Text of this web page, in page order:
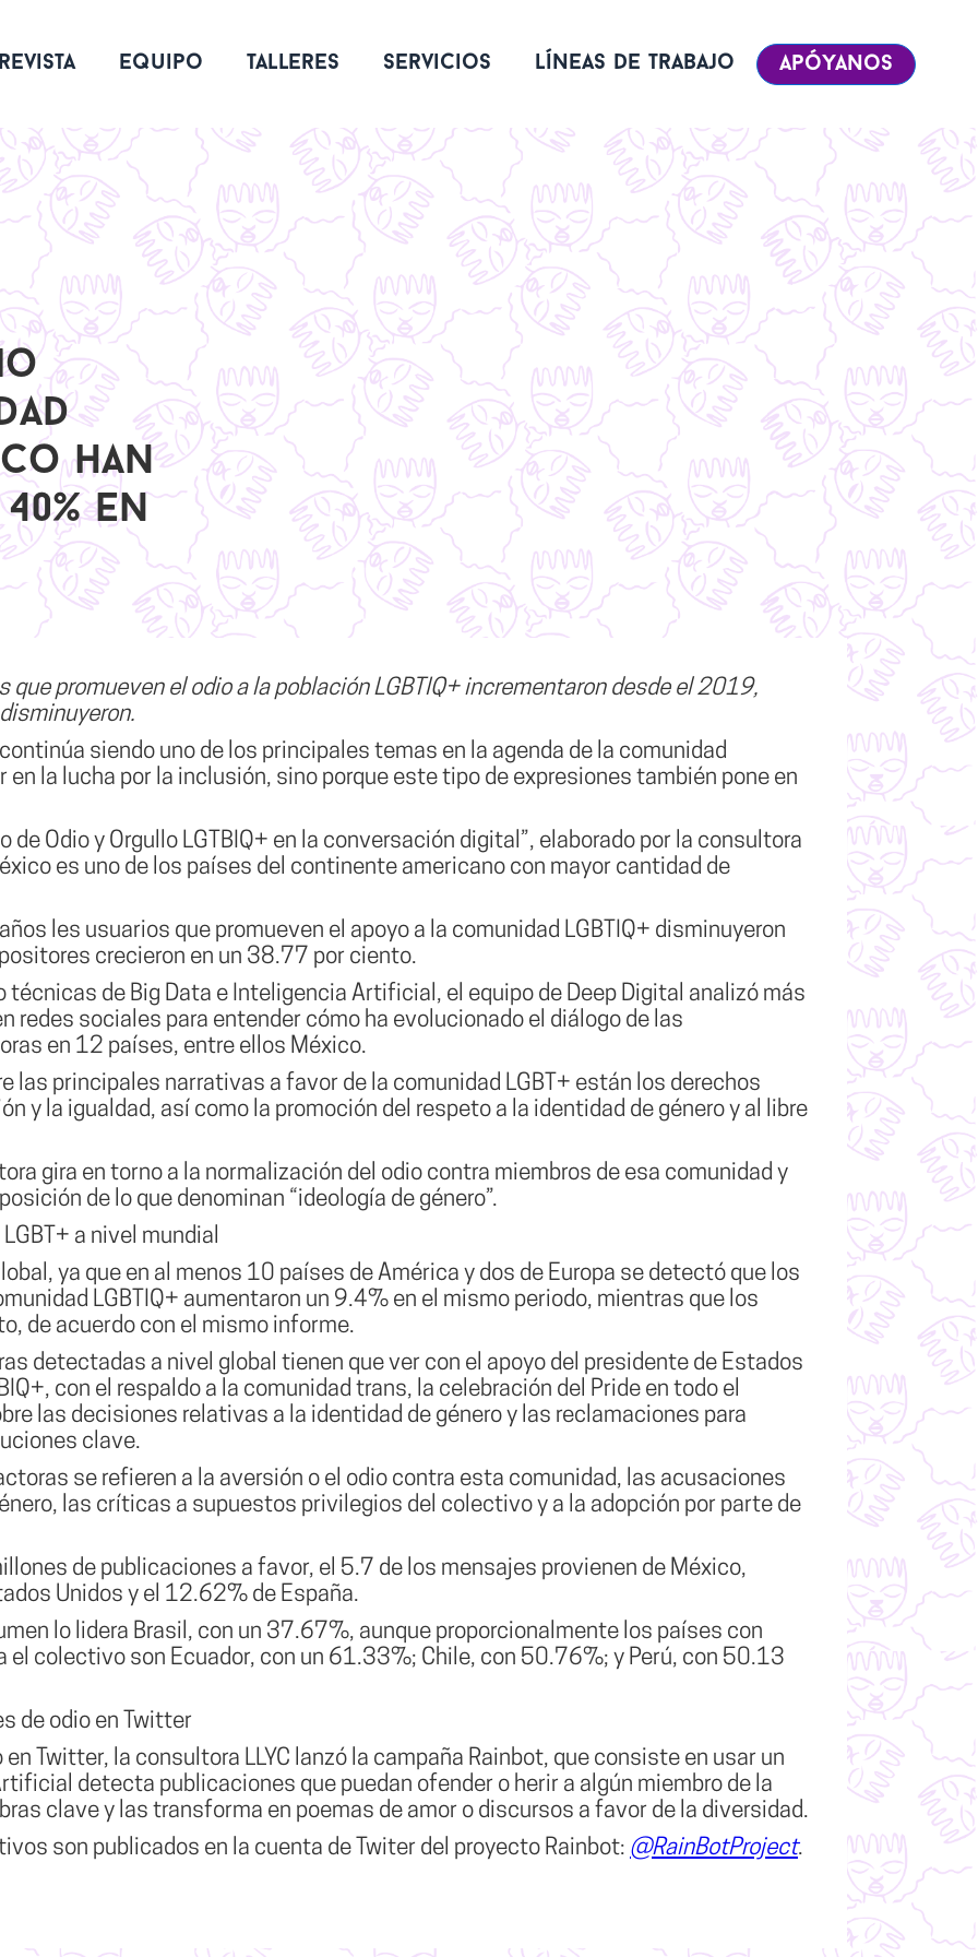
equipo talleres servicios líneas de trabajo apóyanos
han
en
promueven el odio a la población LGBTIQ+ incrementaron desde el 2019,
siendo uno de los principales temas en la agenda de la comunidad
en la lucha por la inclusión, sino porque este tipo de expresiones también pone en
de Odio y Orgullo LGTBIQ+ en la conversación digital”, elaborado por la consultora
es uno de los países del continente americano con mayor cantidad de
les usuarios que promueven el apoyo a la comunidad LGBTIQ+ disminuyeron
crecieron en un 38.77 por ciento.
de Big Data e Inteligencia Artificial, el equipo de Deep Digital analizó más
redes sociales para entender cómo ha evolucionado el diálogo de las
en 12 países, entre ellos México.
las principales narrativas a favor de la comunidad LGBT+ están los derechos
y la igualdad, así como la promoción del respeto a la identidad de género y al libre
gira en torno a la normalización del odio contra miembros de esa comunidad y
de lo que denominan “ideología de género”.
a nivel mundial
ya que en al menos 10 países de América y dos de Europa se detectó que los
LGBTIQ+ aumentaron un 9.4% en el mismo periodo, mientras que los
de acuerdo con el mismo informe.
detectadas a nivel global tienen que ver con el apoyo del presidente de Estados
con el respaldo a la comunidad trans, la celebración del Pride en todo el
las decisiones relativas a la identidad de género y las reclamaciones para
clave.
se refieren a la aversión o el odio contra esta comunidad, las acusaciones
las críticas a supuestos privilegios del colectivo y a la adopción por parte de
de publicaciones a favor, el 5.7 de los mensajes provienen de México,
Unidos y el 12.62% de España.
lo lidera Brasil, con un 37.67%, aunque proporcionalmente los países con
colectivo son Ecuador, con un 61.33%; Chile, con 50.76%; y Perú, con 50.13
de odio en Twitter
Twitter, la consultora LLYC lanzó la campaña Rainbot, que consiste en usar un
detecta publicaciones que puedan ofender o herir a algún miembro de la
clave y las transforma en poemas de amor o discursos a favor de la diversidad.
son publicados en la cuenta de Twiter del proyecto Rainbot: @RainBotProject.